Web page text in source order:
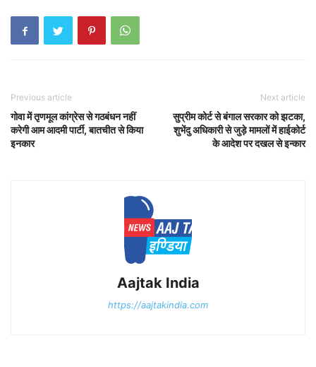
Previous article
गोवा में तृणमूल कांग्रेस से गठबंधन नहीं
करेगी आम आदमी पार्टी, बातचीत से किया
इनकार
Next article
सुप्रीम कोर्ट से बंगाल सरकार को झटका,
शुभेंदु अधिकारी से जुड़े मामलों में हाईकोर्ट
के आदेश पर दखल से इन्‍कार
Aajtak India
https://aajtakindia.com